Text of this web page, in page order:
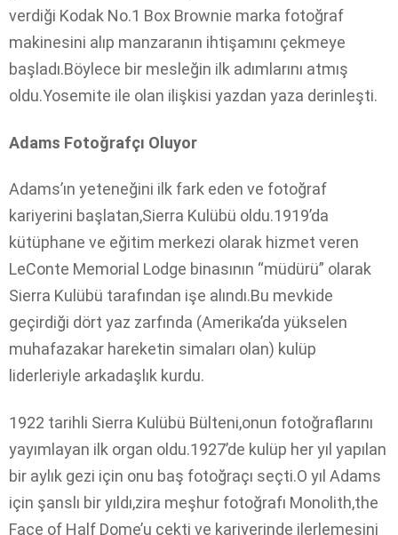
verdiği Kodak No.1 Box Brownie marka fotoğraf
makinesini alıp manzaranın ihtişamını çekmeye
başladı.Böylece bir mesleğin ilk adımlarını atmış
oldu.Yosemite ile olan ilişkisi yazdan yaza derinleşti.
Adams Fotoğrafçı Oluyor
Adams’ın yeteneğini ilk fark eden ve fotoğraf
kariyerini başlatan,Sierra Kulübü oldu.1919’da
kütüphane ve eğitim merkezi olarak hizmet veren
LeConte Memorial Lodge binasının “müdürü” olarak
Sierra Kulübü tarafından işe alındı.Bu mevkide
geçirdiği dört yaz zarfında (Amerika’da yükselen
muhafazakar hareketin simaları olan) kulüp
liderleriyle arkadaşlık kurdu.
1922 tarihli Sierra Kulübü Bülteni,onun fotoğraflarını
yayımlayan ilk organ oldu.1927’de kulüp her yıl yapılan
bir aylık gezi için onu baş fotoğraçı seçti.O yıl Adams
için şanslı bir yıldı,zira meşhur fotoğrafı Monolith,the
Face of Half Dome’u çekti ve kariyerinde ilerlemesini